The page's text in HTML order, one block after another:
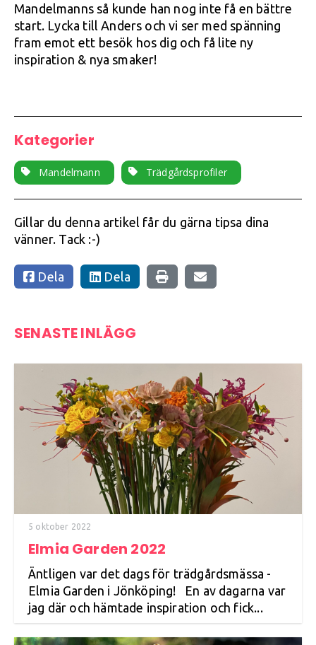
Mandelmanns så kunde han nog inte få en bättre
start. Lycka till Anders och vi ser med spänning
fram emot ett besök hos dig och få lite ny
inspiration & nya smaker!
Kategorier
Mandelmann Trädgårdsprofiler
Gillar du denna artikel får du gärna tipsa dina
vänner. Tack :-)
Dela Dela
SENASTE INLÄGG
5 oktober 2022
Elmia Garden 2022
Äntligen var det dags för trädgårdsmässa -
Elmia Garden i Jönköping! En av dagarna var
jag där och hämtade inspiration och fick...